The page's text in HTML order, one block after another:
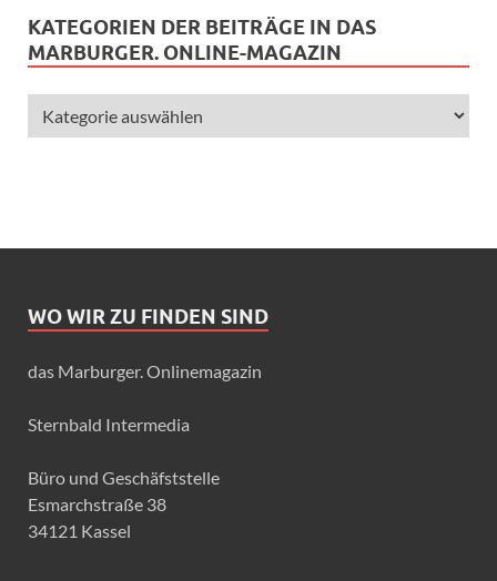
KATEGORIEN DER BEITRÄGE IN DAS
MARBURGER. ONLINE-MAGAZIN
WO WIR ZU FINDEN SIND
das Marburger. Onlinemagazin
Sternbald Intermedia
Büro und Geschäfststelle
Esmarchstraße 38
34121 Kassel